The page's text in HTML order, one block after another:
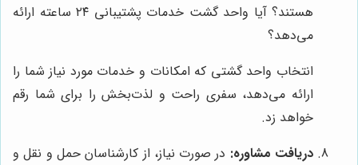
هستند؟ آیا واحد گشت خدمات پشتیبانی ۲۴ ساعته ارائه
می‌دهد؟
انتخاب واحد گشتی که امکانات و خدمات مورد نیاز شما را
ارائه می‌دهد، سفری راحت و لذت‌بخش را برای شما رقم
خواهد زد.
دریافت مشاوره: در صورت نیاز، از کارشناسان حمل و نقل و